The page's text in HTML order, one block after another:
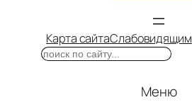
Карта сайтаСлабовидящим
Поиск
Меню